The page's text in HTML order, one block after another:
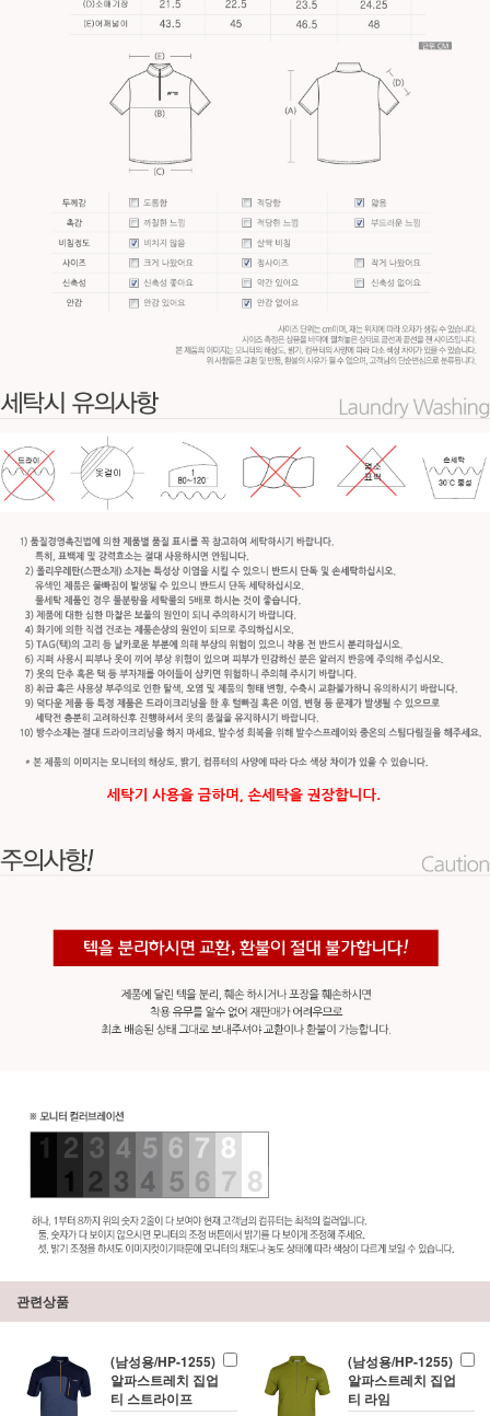
관련상품
(남성용/HP-1255)
알파스트레치 집업
티 스트라이프
(남성용/HP-1255)
알파스트레치 집업
티 라임